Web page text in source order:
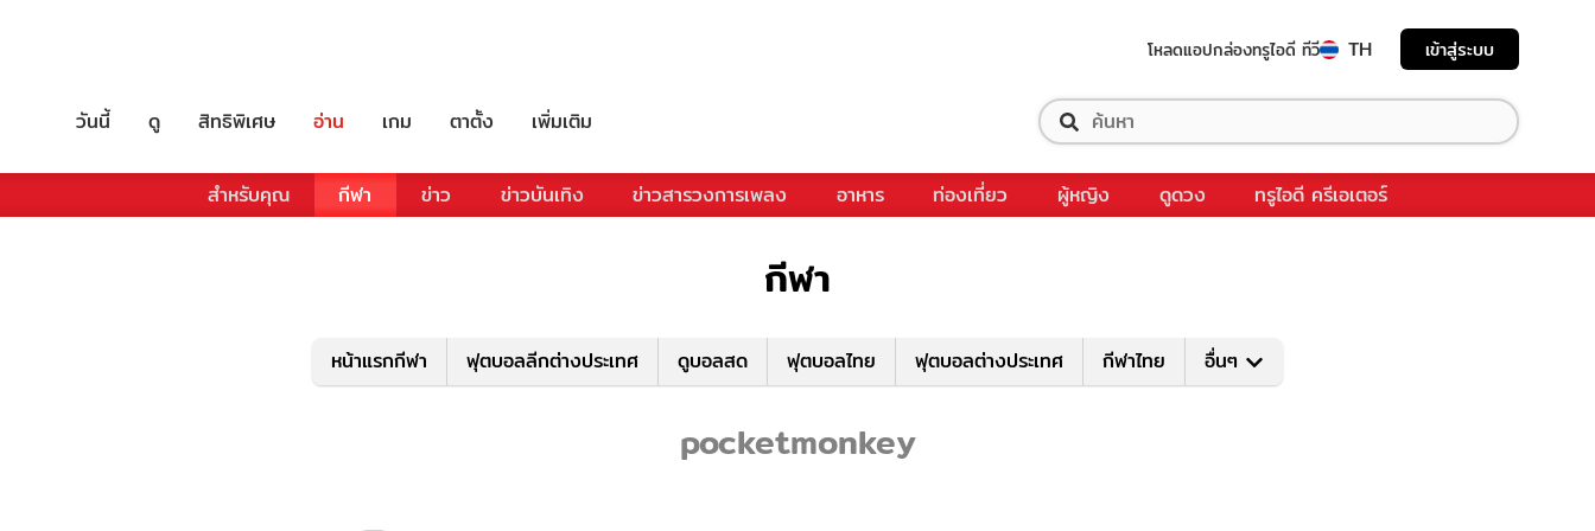
โหลดแอปกล่องทรูไอดี ทีวี TH เข้าสู่ระบบ
วันนี้ ดู สิทธิพิเศษ อ่าน เกม ตาตั้ง เพิ่มเติม
สำหรับคุณ กีฬา ข่าว ข่าวบันเทิง ข่าวสารวงการเพลง อาหาร ท่องเที่ยว ผู้หญิง ดูดวง ทรูไอดี ครีเอเตอร์
กีฬา
หน้าแรกกีฬา ฟุตบอลลีกต่างประเทศ ดูบอลสด ฟุตบอลไทย ฟุตบอลต่างประเทศ กีฬาไทย อื่นๆ
pocketmonkey